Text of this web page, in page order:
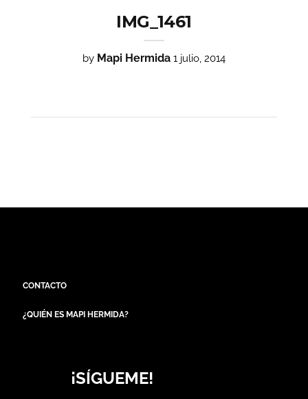
IMG_1461
by Mapi Hermida 1 julio, 2014
CONTACTO
¿QUIÉN ES MAPI HERMIDA?
¡SÍGUEME!